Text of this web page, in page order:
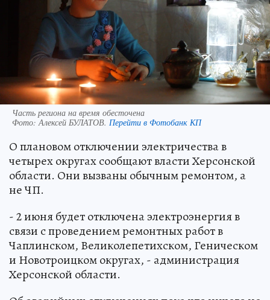
Часть региона на время обесточена
Фото: Алексей БУЛАТОВ. Перейти в Фотобанк КП
О плановом отключении электричества в
четырех округах сообщают власти Херсонской
области. Они вызваны обычным ремонтом, а
не ЧП.
- 2 июня будет отключена электроэнергия в
связи с проведением ремонтных работ в
Чаплинском, Великолепетихском, Геническом
и Новотроицком округах, - администрация
Херсонской области.